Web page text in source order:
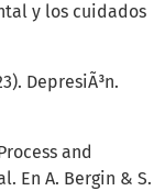
y los cuidados
DepresiÃ³n.
and
En A. Bergin & S.